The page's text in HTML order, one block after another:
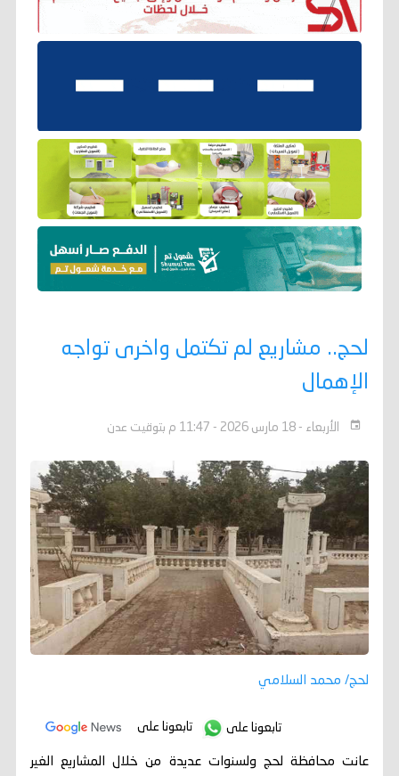
لحج.. مشاريع لم تكتمل واخرى تواجه
الإهمال
الأربعاء - 18 مارس 2026 - 11:47 م بتوقيت عدن
لحج/ محمد السلامي
تابعونا على تابعونا على
عانت محافظة لحج ولسنوات عديدة من خلال المشاريع الغير